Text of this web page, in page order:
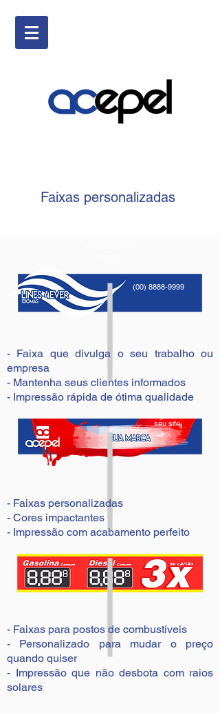
(00) 8888-9999
- Faixa que divulga o seu trabalho ou
empresa
- Mantenha seus clientes informados
- Impressão rápida de ótima qualidade
seu site
- Faixas personalizadas
- Cores impactantes
- Impressão com acabamento perfeito
- Faixas para postos de combustíveis
- Personalizado para mudar o preço
quando quiser
- Impressão que não desbota com raios
solares
Faixas personalizadas